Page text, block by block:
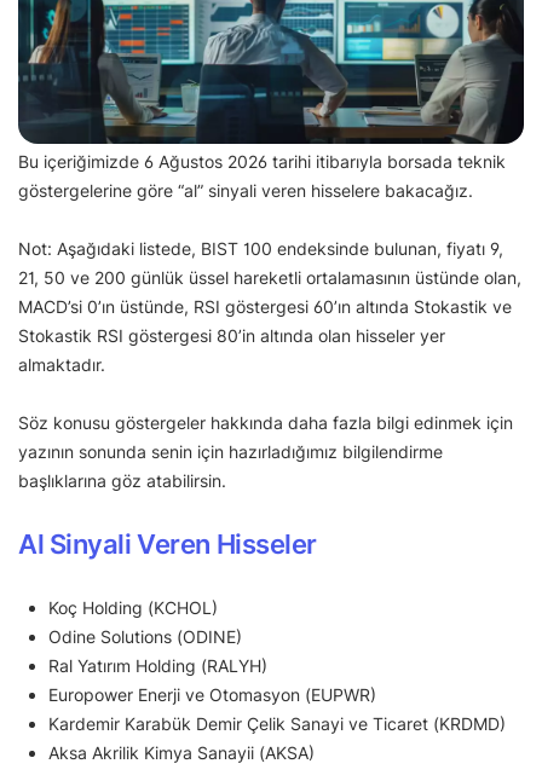
Bu içeriğimizde 6 Ağustos 2026 tarihi itibarıyla borsada teknik
göstergelerine göre “al” sinyali veren hisselere bakacağız.
Not: Aşağıdaki listede, BIST 100 endeksinde bulunan, fiyatı 9,
21, 50 ve 200 günlük üssel hareketli ortalamasının üstünde olan,
MACD’si 0’ın üstünde, RSI göstergesi 60’ın altında Stokastik ve
Stokastik RSI göstergesi 80’in altında olan hisseler yer
almaktadır.
Söz konusu göstergeler hakkında daha fazla bilgi edinmek için
yazının sonunda senin için hazırladığımız bilgilendirme
başlıklarına göz atabilirsin.
Al Sinyali Veren Hisseler
Koç Holding (KCHOL)
Odine Solutions (ODINE)
Ral Yatırım Holding (RALYH)
Europower Enerji ve Otomasyon (EUPWR)
Kardemir Karabük Demir Çelik Sanayi ve Ticaret (KRDMD)
Aksa Akrilik Kimya Sanayii (AKSA)